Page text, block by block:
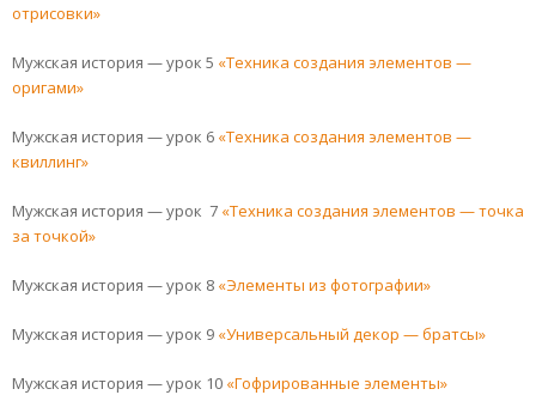
отрисовки»
Мужская история — урок 5 «Техника создания элементов —
оригами»
Мужская история — урок 6 «Техника создания элементов —
квиллинг»
Мужская история — урок 7 «Техника создания элементов — точка
за точкой»
Мужская история — урок 8 «Элементы из фотографии»
Мужская история — урок 9 «Универсальный декор — братсы»
Мужская история — урок 10 «Гофрированные элементы»